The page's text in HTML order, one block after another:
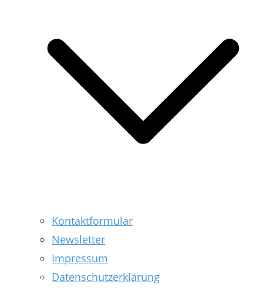
Kontaktformular
Newsletter
Impressum
Datenschutzerklärung